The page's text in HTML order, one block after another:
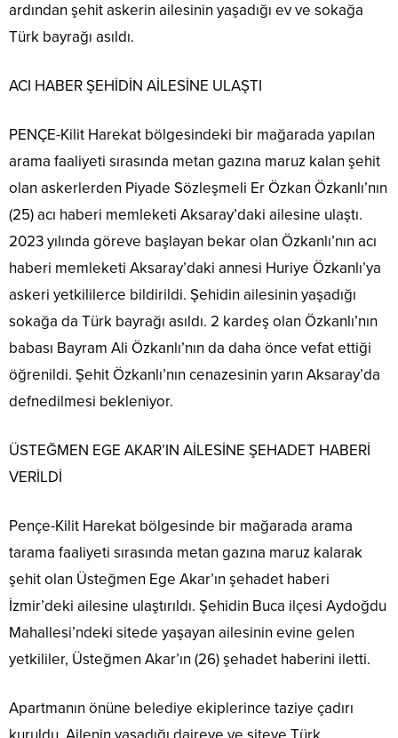
ardından şehit askerin ailesinin yaşadığı ev ve sokağa
Türk bayrağı asıldı.
ACI HABER ŞEHİDİN AİLESİNE ULAŞTI
PENÇE-Kilit Harekat bölgesindeki bir mağarada yapılan
arama faaliyeti sırasında metan gazına maruz kalan şehit
olan askerlerden Piyade Sözleşmeli Er Özkan Özkanlı’nın
(25) acı haberi memleketi Aksaray’daki ailesine ulaştı.
2023 yılında göreve başlayan bekar olan Özkanlı’nın acı
haberi memleketi Aksaray’daki annesi Huriye Özkanlı’ya
askeri yetkililerce bildirildi. Şehidin ailesinin yaşadığı
sokağa da Türk bayrağı asıldı. 2 kardeş olan Özkanlı’nın
babası Bayram Ali Özkanlı’nın da daha önce vefat ettiği
öğrenildi. Şehit Özkanlı’nın cenazesinin yarın Aksaray’da
defnedilmesi bekleniyor.
ÜSTEĞMEN EGE AKAR’IN AİLESİNE ŞEHADET HABERİ
VERİLDİ
Pençe-Kilit Harekat bölgesinde bir mağarada arama
tarama faaliyeti sırasında metan gazına maruz kalarak
şehit olan Üsteğmen Ege Akar’ın şehadet haberi
İzmir’deki ailesine ulaştırıldı. Şehidin Buca ilçesi Aydoğdu
Mahallesi’ndeki sitede yaşayan ailesinin evine gelen
yetkililer, Üsteğmen Akar’ın (26) şehadet haberini iletti.
Apartmanın önüne belediye ekiplerince taziye çadırı